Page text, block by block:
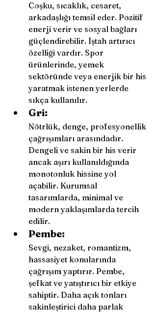
Coşku, sıcaklık, cesaret,
arkadaşlığı temsil eder. Pozitif
enerji verir ve sosyal bağları
güçlendirebilir. İştah artırıcı
özelliği vardır. Spor
ürünlerinde, yemek
sektöründe veya enerjik bir his
yaratmak istenen yerlerde
sıkça kullanılır.
Gri:
Nötrlük, denge, profesyonellik
çağrışımları arasındadır.
Dengeli ve sakin bir his verir
ancak aşırı kullanıldığında
monotonluk hissine yol
açabilir. Kurumsal
tasarımlarda, minimal ve
modern yaklaşımlarda tercih
edilir.
Pembe:
Sevgi, nezaket, romantizm,
hassasiyet konularında
çağrışım yaptırır. Pembe,
şefkat ve yatıştırıcı bir etkiye
sahiptir. Daha açık tonları
sakinleştirici daha parlak